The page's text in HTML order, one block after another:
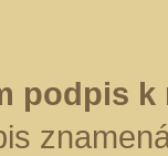
podpis